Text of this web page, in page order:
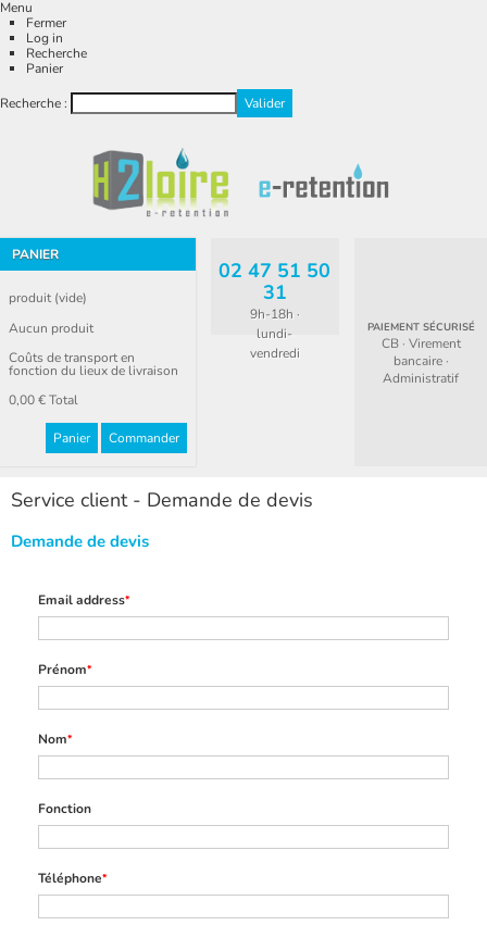
Menu
Fermer
Log in
Recherche
Panier
Recherche :
PANIER
produit (vide)
Aucun produit
Coûts de transport en
fonction du lieux de livraison
0,00 €Total
Panier Commander
02 47 51 50
31
9h-18h ·
lundi-
vendredi
PAIEMENT SÉCURISÉ
CB · Virement
bancaire ·
Administratif
Service client - Demande de devis
Demande de devis
Email address*
Prénom*
Nom*
Fonction
Téléphone*